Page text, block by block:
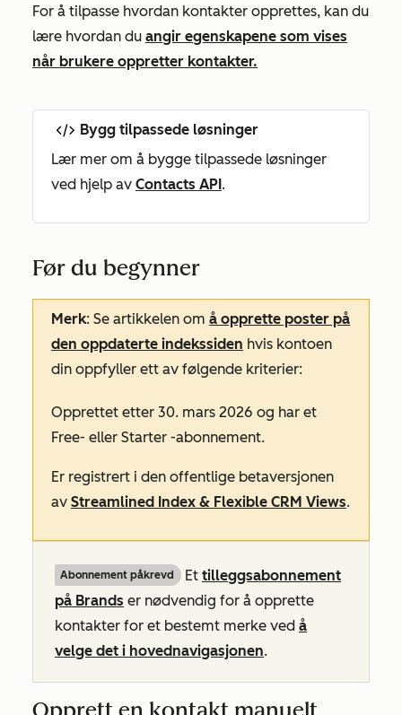
For å tilpasse hvordan kontakter opprettes, kan du
lære hvordan du angir egenskapene som vises
når brukere oppretter kontakter.
Bygg tilpassede løsninger
Lær mer om å bygge tilpassede løsninger
ved hjelp av Contacts API .
Før du begynner
Merk: Se artikkelen om å opprette poster på
den oppdaterte indekssiden hvis kontoen
din oppfyller ett av følgende kriterier:
Opprettet etter 30. mars 2026 og har et
Free- eller Starter -abonnement.
Er registrert i den offentlige betaversjonen
av Streamlined Index & Flexible CRM Views.
Abonnement påkrevd Et tilleggsabonnement
på Brands er nødvendig for å opprette
kontakter for et bestemt merke ved å
velge det i hovednavigasjonen.